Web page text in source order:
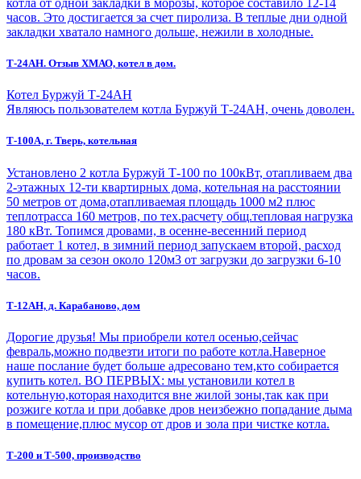
часов. Это достигается за счет пиролиза. В теплые дни одной
закладки хватало намного дольше, нежили в холодные.
Т-24АН. Отзыв ХМАО, котел в дом.
Котел Буржуй Т-24АН
Являюсь пользователем котла Буржуй Т-24АН, очень доволен.
Т-100А, г. Тверь, котельная
Установлено 2 котла Буржуй Т-100 по 100кВт, отапливаем два
2-этажных 12-ти квартирных дома, котельная на расстоянии
50 метров от дома,отапливаемая площадь 1000 м2 плюс
теплотрасса 160 метров, по тех.расчету общ.тепловая нагрузка
180 кВт. Топимся дровами, в осенне-весенний период
работает 1 котел, в зимний период запускаем второй, расход
по дровам за сезон около 120м3 от загрузки до загрузки 6-10
часов.
Т-12АН, д. Карабаново, дом
Дорогие друзья! Мы приобрели котел осенью,сейчас
февраль,можно подвезти итоги по работе котла.Наверное
наше послание будет больше адресовано тем,кто собирается
купить котел. ВО ПЕРВЫХ: мы установили котел в
котельную,которая находится вне жилой зоны,так как при
розжиге котла и при добавке дров неизбежно попадание дыма
в помещение,плюс мусор от дров и зола при чистке котла.
Т-200 и Т-500, производство